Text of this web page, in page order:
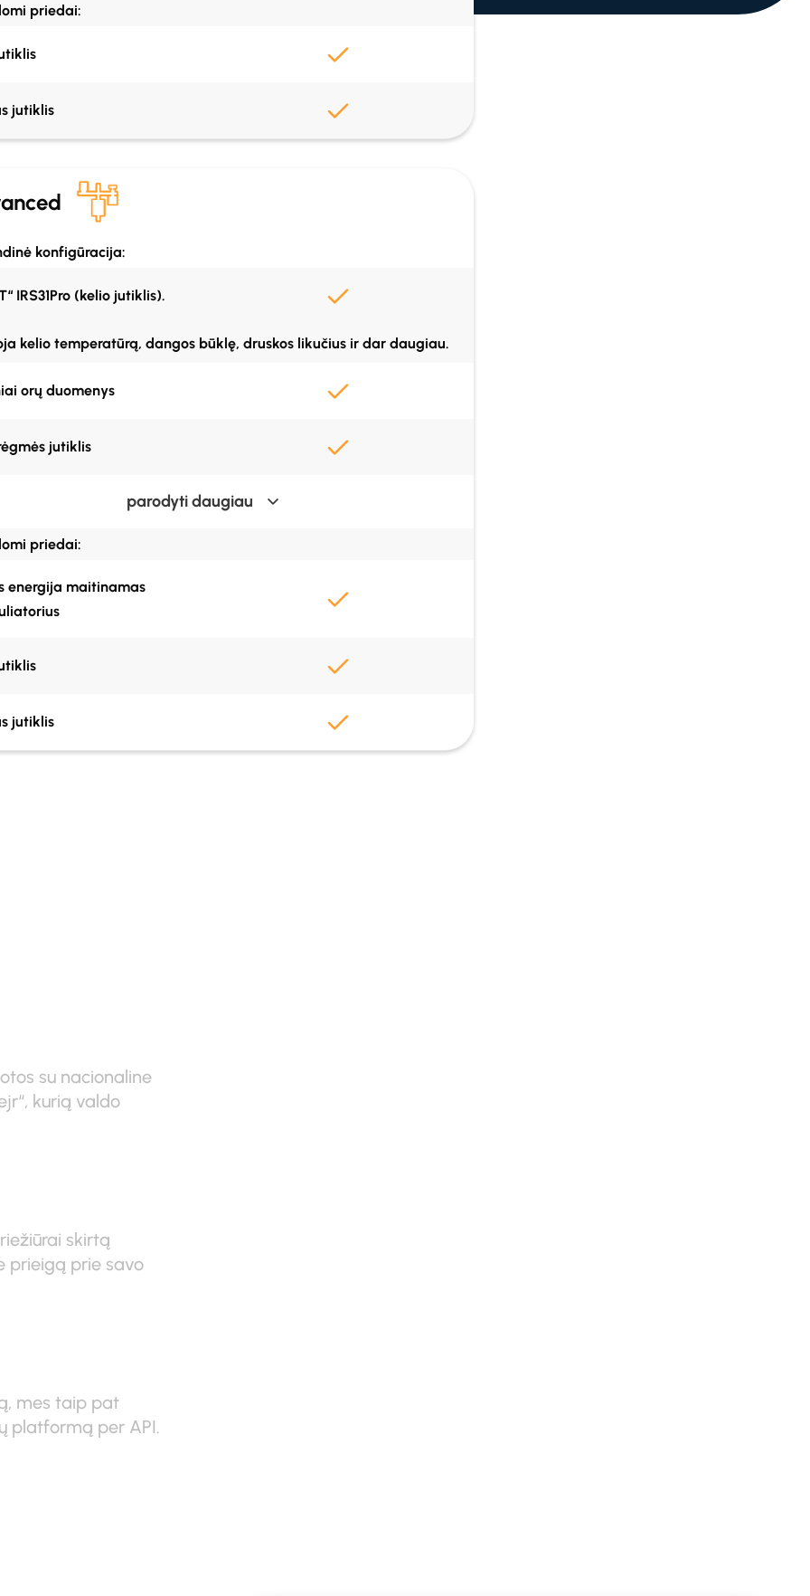
energija maitinamas
ir duomenys įtraukti į
Road programa
priedai:
jutiklis
konfigūracija:
IRS31Pro (kelio jutiklis).
kelio temperatūrą, dangos būklę, druskos likučius ir dar daugiau.
orų duomenys
jutiklis
ir duomenys įtraukti į
duomenys
parodyti daugiau
priedai:
energija maitinamas
jutiklis
su nacionaline
kurią valdo
skirtą
prieigą prie savo
mes taip pat
platformą per API.